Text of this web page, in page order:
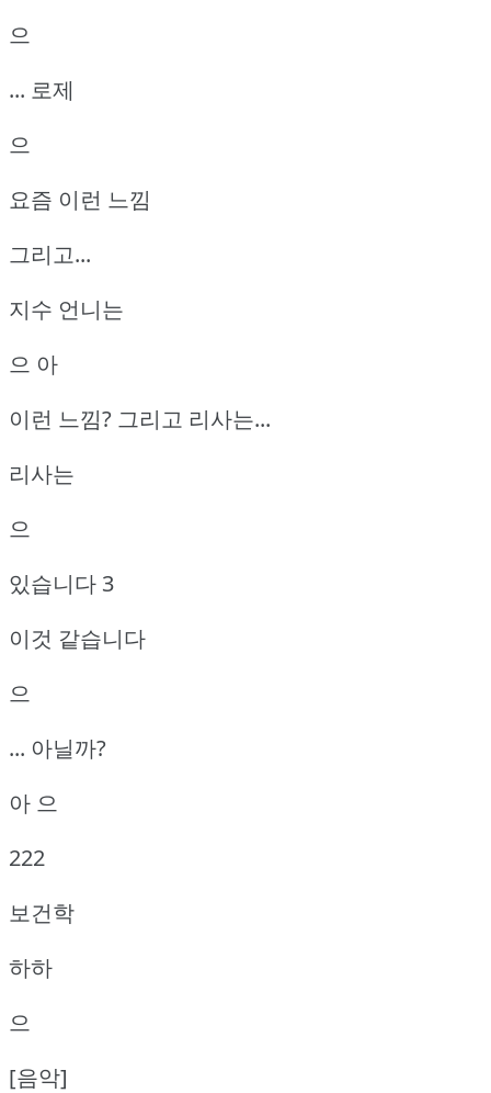
으
... 로제
으
요즘 이런 느낌
그리고...
지수 언니는
으 아
이런 느낌? 그리고 리사는...
리사는
으
있습니다 3
이것 같습니다
으
... 아닐까?
아 으
222
보건학
하하
으
[음악]